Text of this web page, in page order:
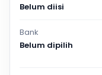
Belum diisi
Bank
Belum dipilih